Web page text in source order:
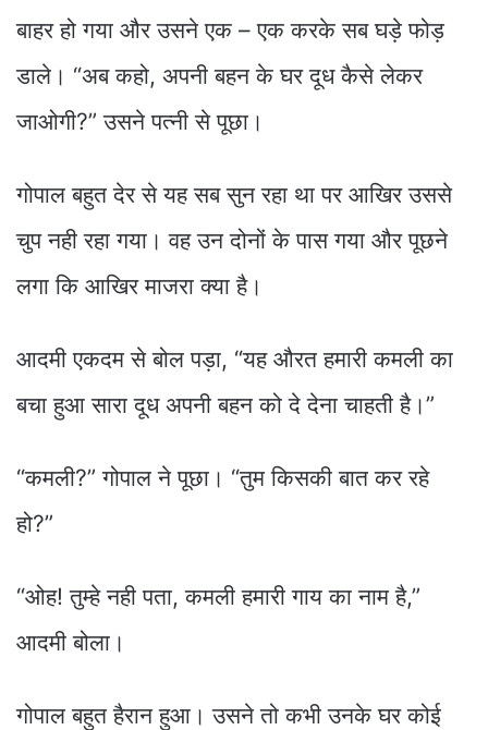
बाहर हो गया और उसने एक – एक करके सब घड़े फोड़
डाले। “अब कहो, अपनी बहन के घर दूध कैसे लेकर
जाओगी?” उसने पत्नी से पूछा।
गोपाल बहुत देर से यह सब सुन रहा था पर आखिर उससे
चुप नही रहा गया। वह उन दोनों के पास गया और पूछने
लगा कि आखिर माजरा क्या है।
आदमी एकदम से बोल पड़ा, “यह औरत हमारी कमली का
बचा हुआ सारा दूध अपनी बहन को दे देना चाहती है।”
“कमली?” गोपाल ने पूछा। “तुम किसकी बात कर रहे
हो?”
“ओह! तुम्हे नही पता, कमली हमारी गाय का नाम है,”
आदमी बोला।
गोपाल बहुत हैरान हुआ। उसने तो कभी उनके घर कोई